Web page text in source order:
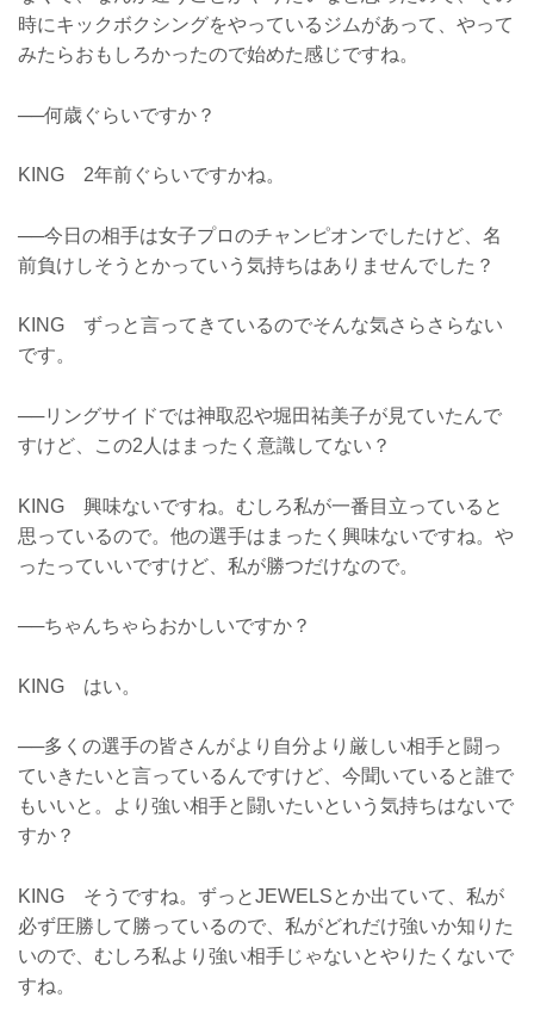
時にキックボクシングをやっているジムがあって、やって
みたらおもしろかったので始めた感じですね。
──何歳ぐらいですか？
KING 2年前ぐらいですかね。
──今日の相手は女子プロのチャンピオンでしたけど、名
前負けしそうとかっていう気持ちはありませんでした？
KING ずっと言ってきているのでそんな気さらさらない
です。
──リングサイドでは神取忍や堀田祐美子が見ていたんで
すけど、この2人はまったく意識してない？
KING 興味ないですね。むしろ私が一番目立っていると
思っているので。他の選手はまったく興味ないですね。や
ったっていいですけど、私が勝つだけなので。
──ちゃんちゃらおかしいですか？
KING はい。
──多くの選手の皆さんがより自分より厳しい相手と闘っ
ていきたいと言っているんですけど、今聞いていると誰で
もいいと。より強い相手と闘いたいという気持ちはないで
すか？
KING そうですね。ずっとJEWELSとか出ていて、私が
必ず圧勝して勝っているので、私がどれだけ強いか知りた
いので、むしろ私より強い相手じゃないとやりたくないで
すね。